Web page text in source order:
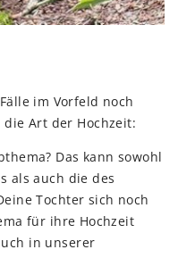
im Vorfeld noch
Art der Hochzeit:
Das kann sowohl
als auch die des
Tochter sich noch
für ihre Hochzeit
in unserer